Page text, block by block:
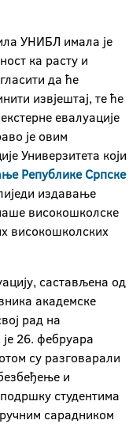
УНИБЛ имала је
ка расту и
да ће
извјештај, те ће
евалуације
је овим
Универзитета који
Републике Српске
издавање
високошколске
високошколских
састављена од
академске
рад на
26. фебруара
су разговарали
и
студентима
сарадником